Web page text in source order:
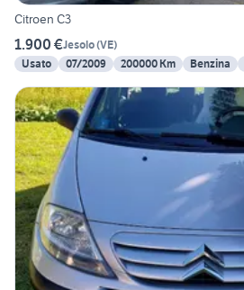
Citroen C3
1.900 €Jesolo(VE)
Usato
07/2009 200000 Km Benzina